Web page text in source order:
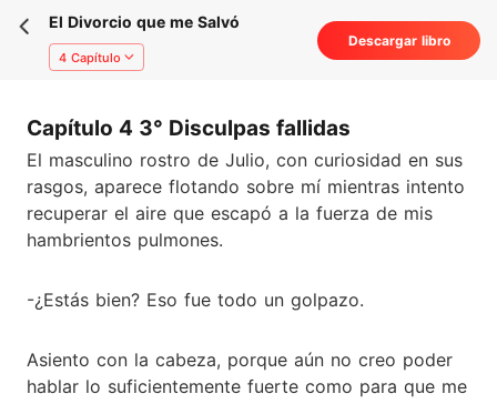
El Divorcio que me Salvó
4 Capítulo
Descargar libro
Capítulo 4 3° Disculpas fallidas
El masculino rostro de Julio, con curiosidad en sus
rasgos, aparece flotando sobre mí mientras intento
recuperar el aire que escapó a la fuerza de mis
hambrientos pulmones.
-¿Estás bien? Eso fue todo un golpazo.
Asiento con la cabeza, porque aún no creo poder
hablar lo suficientemente fuerte como para que me